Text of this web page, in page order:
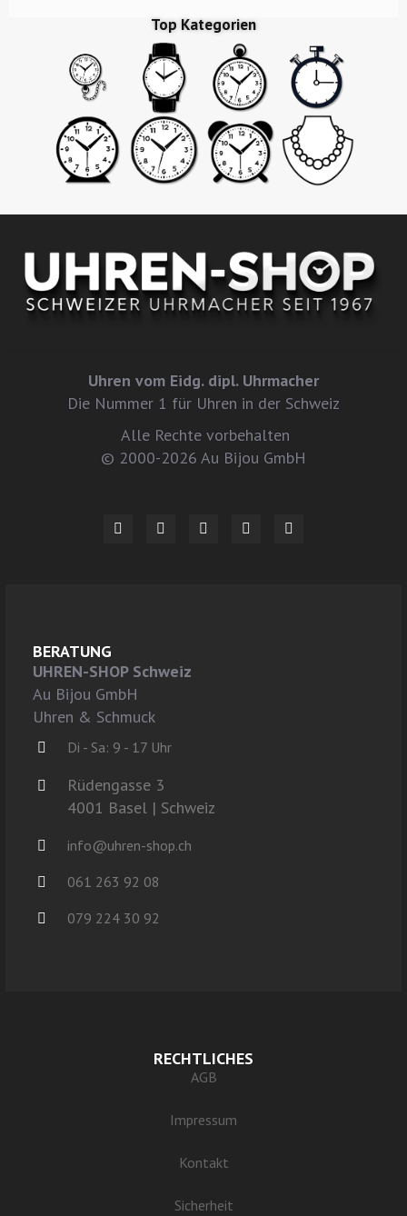
Top Kategorien
Uhren vom Eidg. dipl. Uhrmacher
Die Nummer 1 für Uhren in der Schweiz
Alle Rechte vorbehalten
© 2000-2026 Au Bijou GmbH
BERATUNG
UHREN-SHOP Schweiz
Au Bijou GmbH
Uhren & Schmuck
Di - Sa: 9 - 17 Uhr
Rüdengasse 3
4001 Basel | Schweiz
info@uhren-shop.ch
061 263 92 08
079 224 30 92
RECHTLICHES
AGB
Impressum
Kontakt
Sicherheit